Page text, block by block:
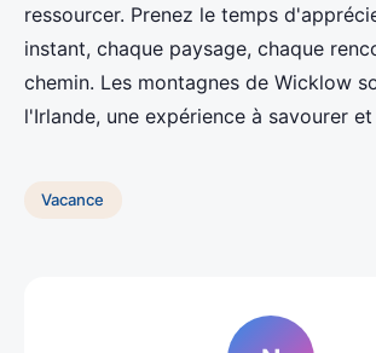
ressourcer. Prenez le temps
instant, chaque paysage, chaque
chemin. Les montagnes de Wicklow
l'Irlande, une expérience à savourer
Vacance